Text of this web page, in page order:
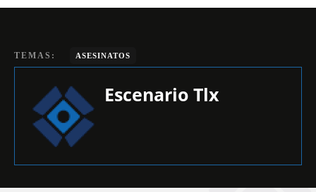
TEMAS: ASESINATOS
Escenario Tlx